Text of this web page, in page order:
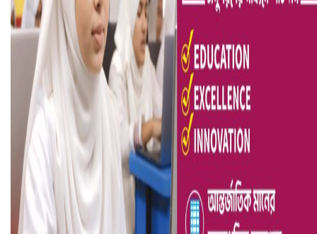
ভিউ বাড়াতে রাম দা হাতে ফেসবুকে ভিডিও পোস্ট শিক্ষকের